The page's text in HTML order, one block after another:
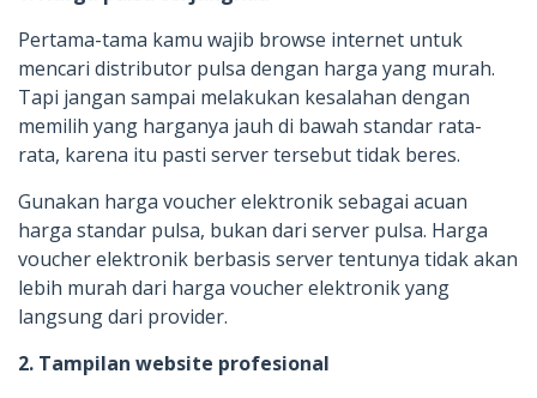
Pertama-tama kamu wajib browse internet untuk
mencari distributor pulsa dengan harga yang murah.
Tapi jangan sampai melakukan kesalahan dengan
memilih yang harganya jauh di bawah standar rata-
rata, karena itu pasti server tersebut tidak beres.
Gunakan harga voucher elektronik sebagai acuan
harga standar pulsa, bukan dari server pulsa. Harga
voucher elektronik berbasis server tentunya tidak akan
lebih murah dari harga voucher elektronik yang
langsung dari provider.
2. Tampilan website profesional